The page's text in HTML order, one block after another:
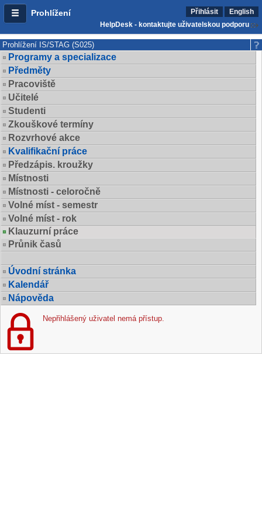
Prohlížení Přihlásit
English
HelpDesk - kontaktujte uživatelskou podporu
Prohlížení IS/STAG (S025)
Programy a specializace
Předměty
Pracoviště
Učitelé
Studenti
Zkouškové termíny
Rozvrhové akce
Kvalifikační práce
Předzápis. kroužky
Místnosti
Místnosti - celoročně
Volné míst - semestr
Volné míst - rok
Klauzurní práce
Průnik časů
Úvodní stránka
Kalendář
Nápověda
Nepřihlášený uživatel nemá přístup.